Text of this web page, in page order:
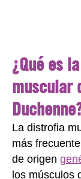
¿Qué es
muscular
La distrofia
más
de origen
los músculos